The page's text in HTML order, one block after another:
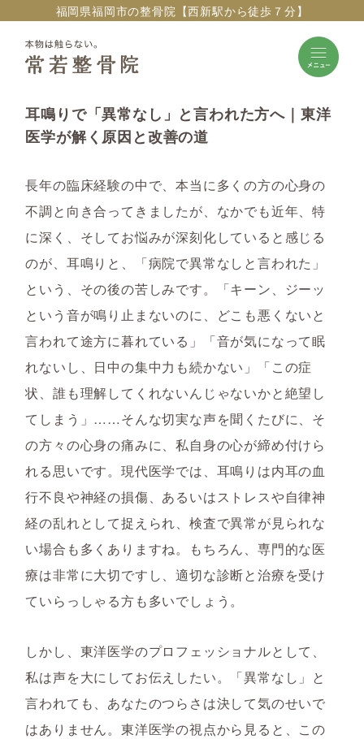
福岡県福岡市の整骨院【西新駅から徒歩７分】
耳鳴りで「異常なし」と言われた方へ｜東洋
医学が解く原因と改善の道
長年の臨床経験の中で、本当に多くの方の心身の
不調と向き合ってきましたが、なかでも近年、特
に深く、そしてお悩みが深刻化していると感じる
のが、 耳鳴り と、「病院で異常なしと言われた 」
という、その後の苦しみです。「キーン、ジーッ
という音が鳴り止まないのに、どこも悪くないと
言われて途方に暮れている」「音が気になって眠
れないし、日中の集中力も続かない」「この症
状、誰も理解してくれないんじゃないかと絶望し
てしまう」……そんな切実な声を聞くたびに、そ
の方々の心身の痛みに、私自身の心が締め付けら
れる思いです。現代医学では、耳鳴りは内耳の血
行不良や神経の損傷、あるいはストレスや自律神
経の乱れとして捉えられ、検査で異常が見られな
い場合も多くありますね。もちろん、専門的な医
療は非常に大切ですし、適切な診断と治療を受け
ていらっしゃる方も多いでしょう。
しかし、東洋医学のプロフェッショナルとして、
私は声を大にしてお伝えしたい。「異常なし」と
言われても、あなたのつらさは決して気のせいで
はありません。東洋医学の視点から見ると、この